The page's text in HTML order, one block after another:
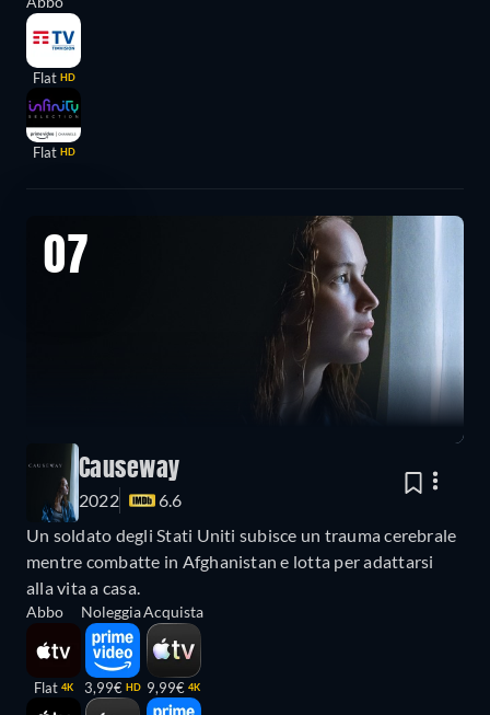
Flat HD
Flat HD
07
Causeway
2022
6.6
Un soldato degli Stati Uniti subisce un trauma cerebrale
mentre combatte in Afghanistan e lotta per adattarsi
alla vita a casa.
Abbo
Flat 4K
Noleggia
3,99€ HD
Acquista
9,99€ 4K